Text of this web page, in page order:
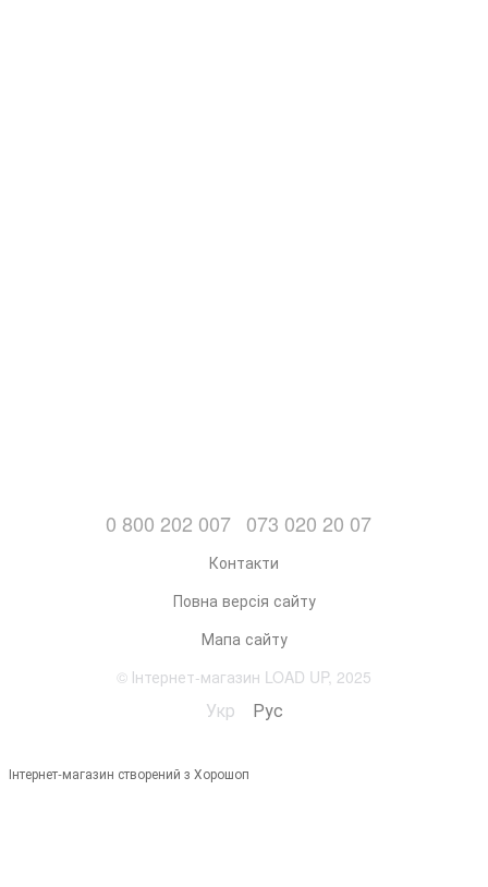
0 800 202 007 073 020 20 07
Контакти
Повна версія сайту
Мапа сайту
© Інтернет-магазин LOAD UP, 2025
Укр Рус
Інтернет-магазин створений з Хорошоп